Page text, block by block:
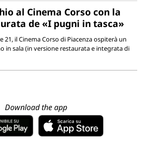
al Cinema Corso con la
de «I pugni in tasca»
21, il Cinema Corso di Piacenza ospiterà un
in sala (in versione restaurata e integrata di
Download the app